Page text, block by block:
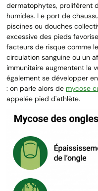
dermatophytes, prolifèrent
humides. Le port de
piscines ou douches
excessive des pieds
facteurs de risque comme le
circulation sanguine ou un
immunitaire augmentent la
également se développer
: on parle alors de mycose
appelée pied d'athlète.